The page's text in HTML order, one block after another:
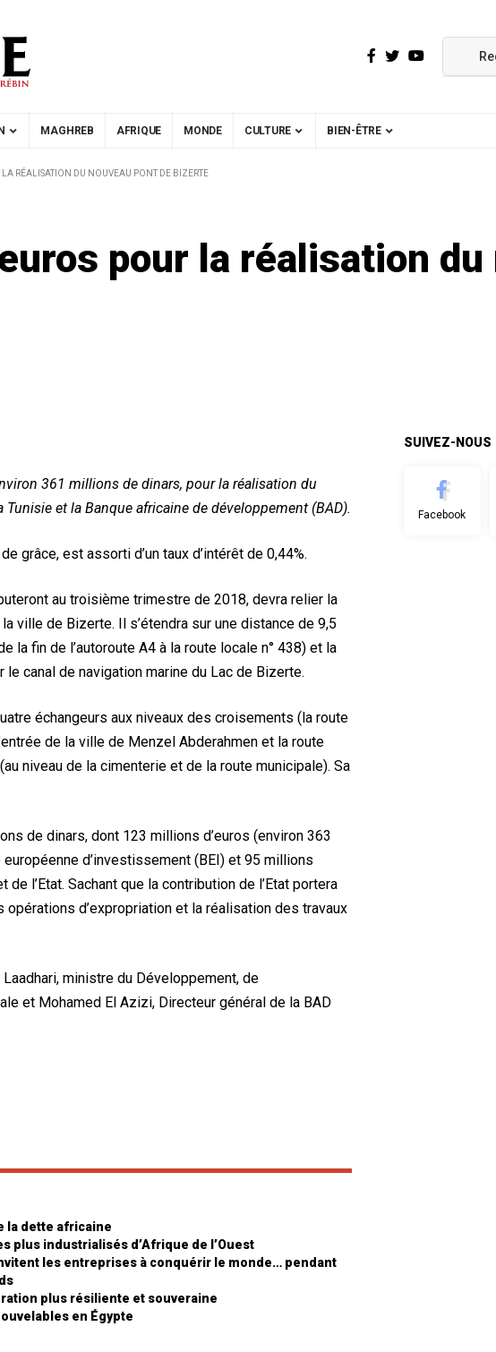
MAGHREB AFRIQUE MONDE CULTURE BIEN-ÊTRE
RÉALISATION DU NOUVEAU PONT DE BIZERTE
pour la réalisation
361 millions de dinars, pour la réalisation du
et la Banque africaine de développement (BAD).
grâce, est assorti d’un taux d’intérêt de 0,44%.
au troisième trimestre de 2018, devra relier la
ville de Bizerte. Il s’étendra sur une distance de 9,5
la fin de l’autoroute A4 à la route locale n° 438) et la
canal de navigation marine du Lac de Bizerte.
échangeurs aux niveaux des croisements (la route
de la ville de Menzel Abderahmen et la route
niveau de la cimenterie et de la route municipale). Sa
de dinars, dont 123 millions d’euros (environ 363
d’investissement (BEI) et 95 millions
l’Etat. Sachant que la contribution de l’Etat portera
d’expropriation et la réalisation des travaux
ministre du Développement, de
et Mohamed El Azizi, Directeur général de la BAD
la dette africaine
plus industrialisés d’Afrique de l’Ouest
les entreprises à conquérir le monde… pendant
plus résiliente et souveraine
en Égypte
SUIVEZ-NOUS
Facebook